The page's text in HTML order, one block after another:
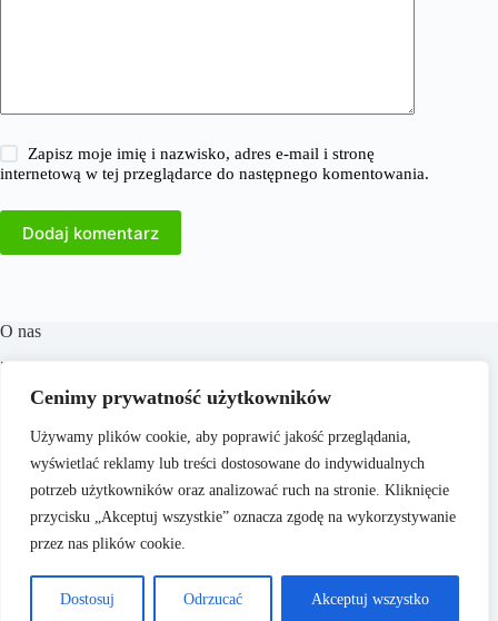
Cenimy prywatność użytkowników
Używamy plików cookie, aby poprawić jakość przeglądania,
wyświetlać reklamy lub treści dostosowane do indywidualnych
potrzeb użytkowników oraz analizować ruch na stronie. Kliknięcie
przycisku „Akceptuj wszystkie” oznacza zgodę na wykorzystywanie
przez nas plików cookie.
Dostosuj Odrzucać Akceptuj wszystko
Zapisz moje imię i nazwisko, adres e-mail i stronę
internetową w tej przeglądarce do następnego komentowania.
Dodaj komentarz
O nas
​38Milionow.pl to portal internetowy oferujący aktualne
informacje i analizy z dziedzin takich jak biznes, finanse,
praca, technologia, marketing i prawo. Naszym celem jest
dostarczanie rzetelnych treści, które wspierają czytelników w
podejmowaniu świadomych decyzji oraz inspirują do
działania. Dbamy o to, aby nasze artykuły były zrozumiałe i
dostępne dla każdego, niezależnie od poziomu wiedzy.